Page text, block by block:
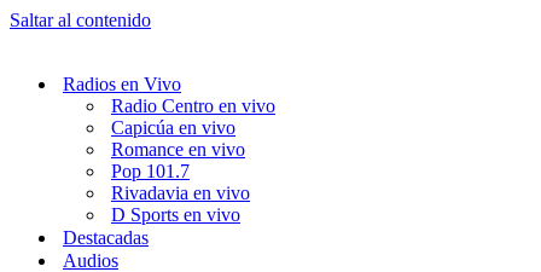
Saltar al contenido
Radios en Vivo
Radio Centro en vivo
Capicúa en vivo
Romance en vivo
Pop 101.7
Rivadavia en vivo
D Sports en vivo
Destacadas
Audios